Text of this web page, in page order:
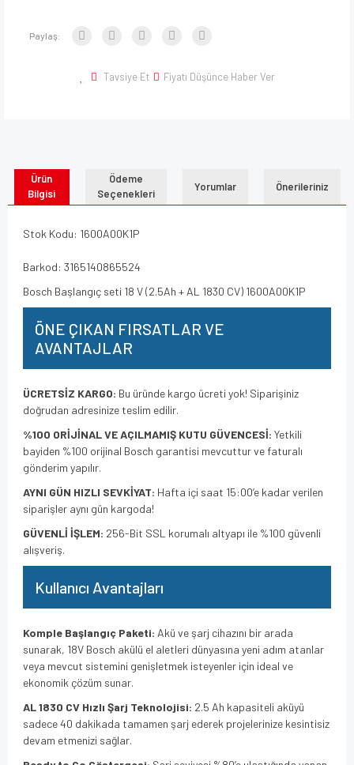
Paylaş:
Tavsiye Et Fiyatı Düşünce Haber Ver
Ürün
Bilgisi
Ödeme
Seçenekleri
Yorumlar Önerileriniz
Stok Kodu: 1600A00K1P
Barkod: 3165140865524
Bosch Başlangıç seti 18 V (2.5Ah + AL 1830 CV) 1600A00K1P
ÖNE ÇIKAN FIRSATLAR VE
AVANTAJLAR
ÜCRETSİZ KARGO: Bu üründe kargo ücreti yok! Siparişiniz
doğrudan adresinize teslim edilir.
%100 ORİJİNAL VE AÇILMAMIŞ KUTU GÜVENCESİ: Yetkili
bayiden %100 orijinal Bosch garantisi mevcuttur ve faturalı
gönderim yapılır.
AYNI GÜN HIZLI SEVKİYAT: Hafta içi saat 15:00’e kadar verilen
siparişler aynı gün kargoda!
GÜVENLİ İŞLEM: 256-Bit SSL korumalı altyapı ile %100 güvenli
alışveriş.
Kullanıcı Avantajları
Komple Başlangıç Paketi: Akü ve şarj cihazını bir arada
sunarak, 18V Bosch akülü el aletleri dünyasına yeni adım atanlar
veya mevcut sistemini genişletmek isteyenler için ideal ve
ekonomik çözüm sunar.
AL 1830 CV Hızlı Şarj Teknolojisi: 2.5 Ah kapasiteli aküyü
sadece 40 dakikada tamamen şarj ederek projelerinize kesintisiz
devam etmenizi sağlar.